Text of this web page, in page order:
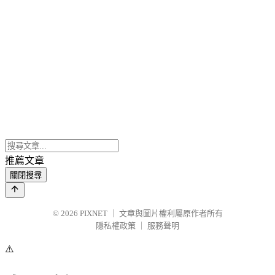
推薦文章
關閉搜尋
© 2026 PIXNET
文章與圖片權利屬原作者所有
隱私權政策
服務聲明
⚠️